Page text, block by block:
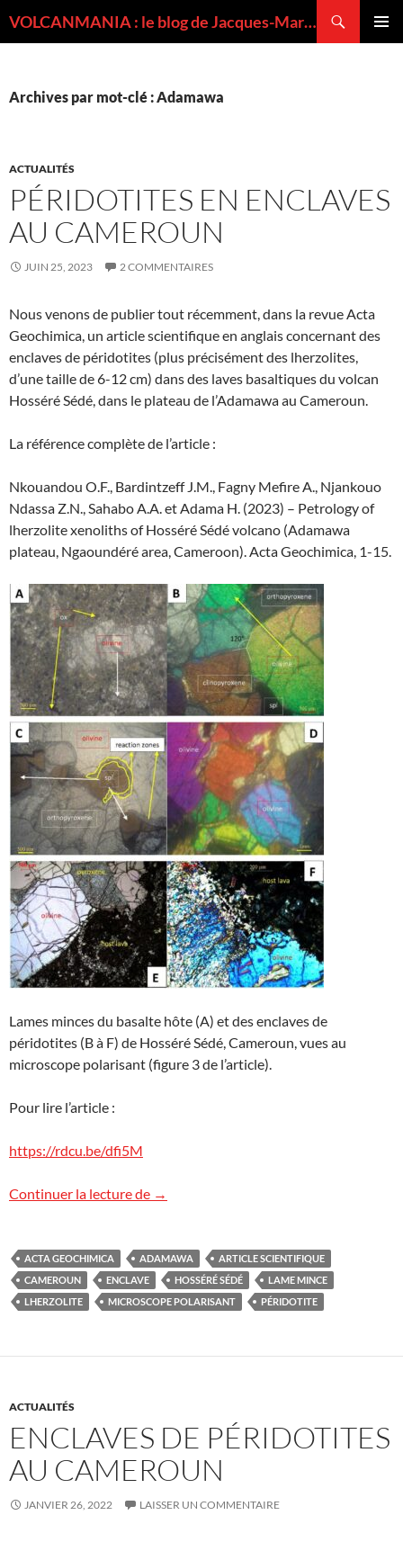
VOLCANMANIA : le blog de Jacques-Marie BARDINTZEFF, volcanologue
Archives par mot-clé : Adamawa
ACTUALITÉS
PÉRIDOTITES EN ENCLAVES
AU CAMEROUN
JUIN 25, 2023 2 COMMENTAIRES
Nous venons de publier tout récemment, dans la revue Acta
Geochimica, un article scientifique en anglais concernant des
enclaves de péridotites (plus précisément des lherzolites,
d’une taille de 6-12 cm) dans des laves basaltiques du volcan
Hosséré Sédé, dans le plateau de l’Adamawa au Cameroun.
La référence complète de l’article :
Nkouandou O.F., Bardintzeff J.M., Fagny Mefire A., Njankouo
Ndassa Z.N., Sahabo A.A. et Adama H. (2023) – Petrology of
lherzolite xenoliths of Hosséré Sédé volcano (Adamawa
plateau, Ngaoundéré area, Cameroon). Acta Geochimica, 1-15.
Lames minces du basalte hôte (A) et des enclaves de
péridotites (B à F) de Hosséré Sédé, Cameroun, vues au
microscope polarisant (figure 3 de l’article).
Pour lire l’article :
https://rdcu.be/dfi5M
Continuer la lecture de Péridotites en enclaves au Cameroun
→
ACTA GEOCHIMICA ADAMAWA
ARTICLE SCIENTIFIQUE
CAMEROUN
ENCLAVE HOSSÉRÉ SÉDÉ
LAME MINCE
LHERZOLITE
MICROSCOPE POLARISANT PÉRIDOTITE
ACTUALITÉS
ENCLAVES DE PÉRIDOTITES
AU CAMEROUN
JANVIER 26, 2022 LAISSER UN COMMENTAIRE